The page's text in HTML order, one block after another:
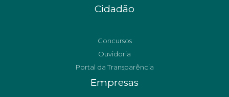
Cidadão
Concursos
Ouvidoria
Portal da Transparência
Empresas